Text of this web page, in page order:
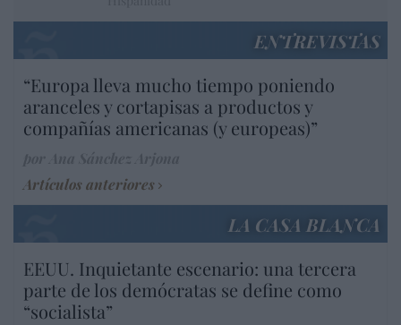
ENTREVISTAS
“Europa lleva mucho tiempo poniendo
aranceles y cortapisas a productos y
compañías americanas (y europeas)”
Artículos anteriores
LA CASA BLANCA
EEUU. Inquietante escenario: una tercera
parte de los demócratas se define como
“socialista”